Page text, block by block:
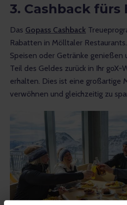
3. Cashback fürs
Das Gopass Cashback
Rabatten in Mölltaler
Speisen oder Getränke genießen
Teil des Geldes zurück in Ihr goX-
erhalten. Dies ist eine großartige
verwöhnen und gleichzeitig zu